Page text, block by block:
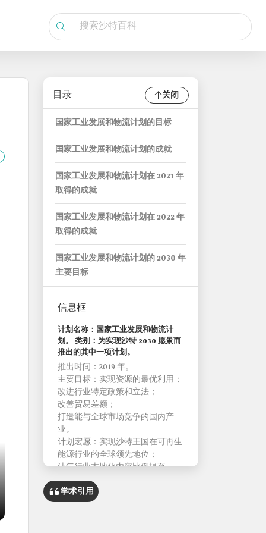
目录 关闭
国家工业发展和物流计划的目标
国家工业发展和物流计划的成就
国家工业发展和物流计划在 2021 年
取得的成就
国家工业发展和物流计划在 2022 年
取得的成就
国家工业发展和物流计划的 2030 年
主要目标
信息框
计划名称：国家工业发展和物流计
划。 类别：为实现沙特 2030 愿景而
推出的其中一项计划。
推出时间：2019 年。
主要目标：实现资源的最优利用；
改进行业特定政策和立法；
改善贸易差额；
打造能与全球市场竞争的国内产
业。
计划宏愿：实现沙特王国在可再生
能源行业的全球领先地位；
油气行业本地化内容比例提至
75%；
最大限度地提高对 GDP 的贡献，
达到 1,760 亿沙特里亚尔；
学术引用